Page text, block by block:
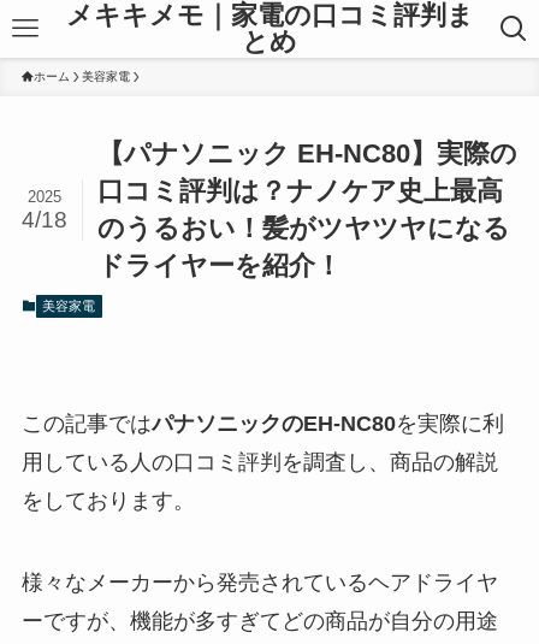
メキキメモ｜家電の口コミ評判ま
とめ
ホーム 美容家電
【パナソニック EH-NC80】実際の
口コミ評判は？ナノケア史上最高
のうるおい！髪がツヤツヤになる
ドライヤーを紹介！
2025
4/18
美容家電
この記事ではパナソニックのEH-NC80を実際に利
用している人の口コミ評判を調査し、商品の解説
をしております。
様々なメーカーから発売されているヘアドライヤ
ーですが、機能が多すぎてどの商品が自分の用途